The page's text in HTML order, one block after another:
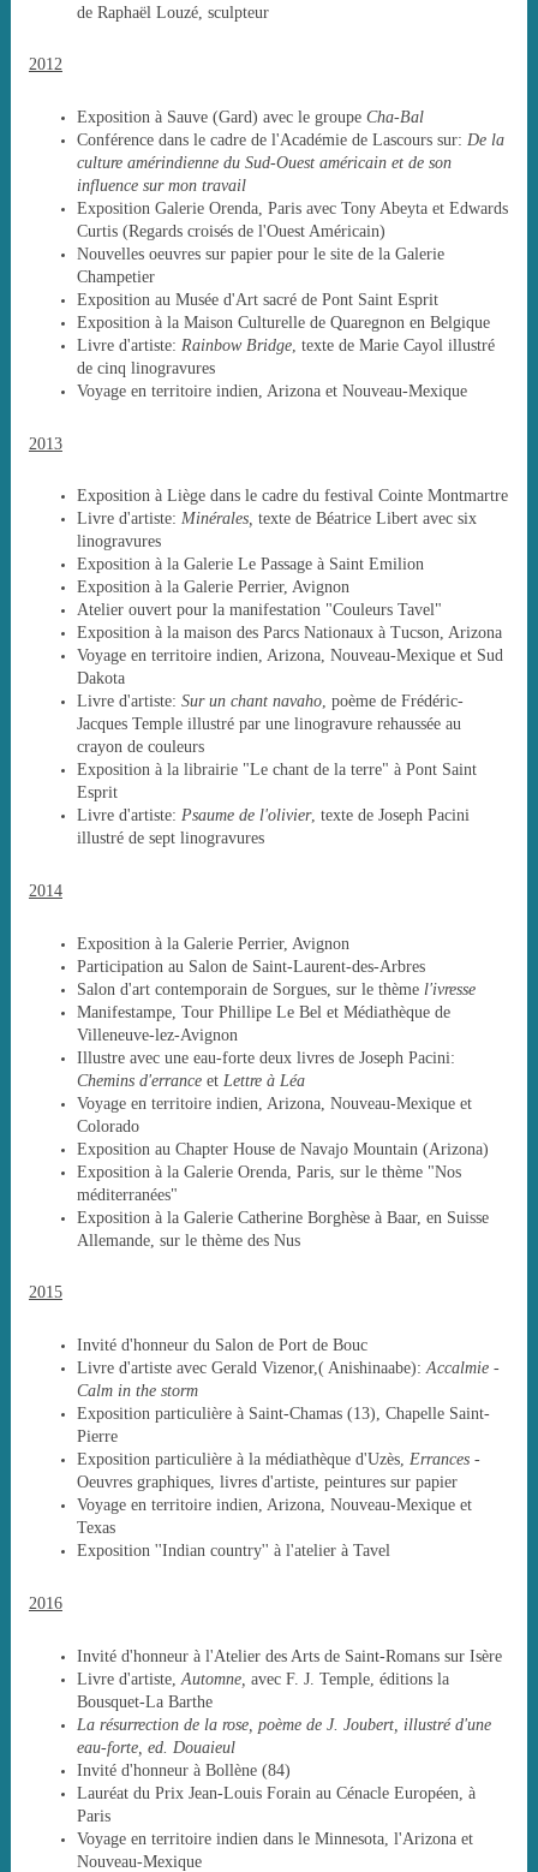
de Raphaël Louzé, sculpteur
2012
Exposition à Sauve (Gard) avec le groupe Cha-Bal
Conférence dans le cadre de l'Académie de Lascours sur: De la
culture amérindienne du Sud-Ouest américain et de son
influence sur mon travail
Exposition Galerie Orenda, Paris avec Tony Abeyta et Edwards
Curtis (Regards croisés de l'Ouest Américain)
Nouvelles oeuvres sur papier pour le site de la Galerie
Champetier
Exposition au Musée d'Art sacré de Pont Saint Esprit
Exposition à la Maison Culturelle de Quaregnon en Belgique
Livre d'artiste: Rainbow Bridge, texte de Marie Cayol illustré
de cinq linogravures
Voyage en territoire indien, Arizona et Nouveau-Mexique
2013
Exposition à Liège dans le cadre du festival Cointe Montmartre
Livre d'artiste: Minérales, texte de Béatrice Libert avec six
linogravures
Exposition à la Galerie Le Passage à Saint Emilion
Exposition à la Galerie Perrier, Avignon
Atelier ouvert pour la manifestation "Couleurs Tavel"
Exposition à la maison des Parcs Nationaux à Tucson, Arizona
Voyage en territoire indien, Arizona, Nouveau-Mexique et Sud
Dakota
Livre d'artiste: Sur un chant navaho, poème de Frédéric-
Jacques Temple illustré par une linogravure rehaussée au
crayon de couleurs
Exposition à la librairie "Le chant de la terre" à Pont Saint
Esprit
Livre d'artiste: Psaume de l'olivier, texte de Joseph Pacini
illustré de sept linogravures
2014
Exposition à la Galerie Perrier, Avignon
Participation au Salon de Saint-Laurent-des-Arbres
Salon d'art contemporain de Sorgues, sur le thème l'ivresse
Manifestampe, Tour Phillipe Le Bel et Médiathèque de
Villeneuve-lez-Avignon
Illustre avec une eau-forte deux livres de Joseph Pacini:
Chemins d'erranceet Lettre à Léa
Voyage en territoire indien, Arizona, Nouveau-Mexique et
Colorado
Exposition au Chapter House de Navajo Mountain (Arizona)
Exposition à la Galerie Orenda, Paris, sur le thème "Nos
méditerranées"
Exposition à la Galerie Catherine Borghèse à Baar, en Suisse
Allemande, sur le thème des Nus
2015
Invité d'honneur du Salon de Port de Bouc
Livre d'artiste avec Gerald Vizenor,( Anishinaabe):Accalmie -
Calm in the storm
Exposition particulière à Saint-Chamas (13), Chapelle Saint-
Pierre
Exposition particulière à la médiathèque d'Uzès, Errances-
Oeuvres graphiques, livres d'artiste, peintures sur papier
Voyage en territoire indien, Arizona, Nouveau-Mexique et
Texas
Exposition ''Indian country'' à l'atelier à Tavel
2016
Invité d'honneur à l'Atelier des Arts de Saint-Romans sur Isère
Livre d'artiste, Automne, avec F. J. Temple, éditions la
Bousquet-La Barthe
La résurrection de la rose, poème de J. Joubert, illustré d'une
eau-forte, ed. Douaieul
Invité d'honneur à Bollène (84)
Lauréat du Prix Jean-Louis Forain au Cénacle Européen, à
Paris
Voyage en territoire indien dans le Minnesota, l'Arizona et
Nouveau-Mexique